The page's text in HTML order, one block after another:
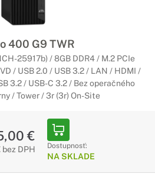
400 G9 TWR
25917b) / 8GB DDR4 / M.2 PCIe
/ USB 2.0 / USB 3.2 / LAN / HDMI /
3.2 / USB-C 3.2 / Bez operačného
/ Tower / 3r (3r) On-Site
€
DPH Dostupnosť:
NA SKLADE